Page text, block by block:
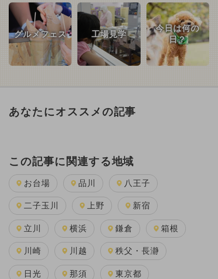
グルメフェス 工場見学
今日は何の
日？
あなたにオススメの記事
この記事に関連する地域
お台場 品川 八王子
二子玉川 上野 新宿
立川 横浜 鎌倉 箱根
川崎 川越 秩父・長瀞
日光 那須 東京都